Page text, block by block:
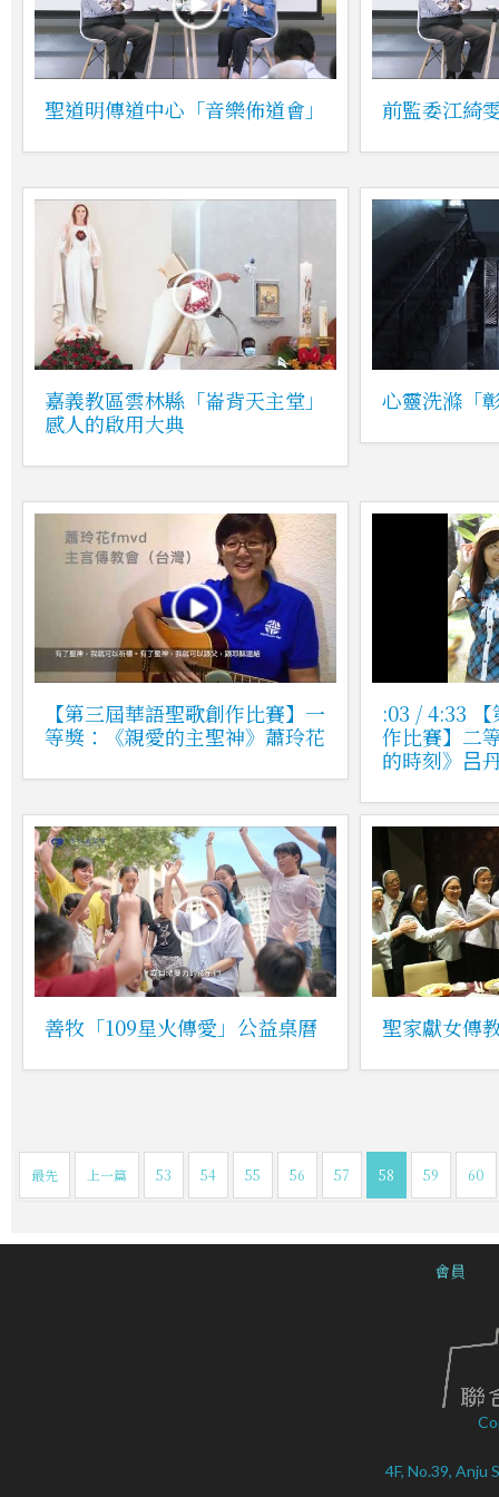
聖道明傳道中心「音樂佈道會」 前監委江綺
嘉義教區雲林縣「崙背天主堂」
感人的啟用大典
心靈洗滌「
【第三屆華語聖歌創作比賽】一
等獎：《親愛的主聖神》蕭玲花
:03 / 4:33
作比賽】二
的時刻》吕
善牧「109星火傳愛」公益桌曆 聖家獻女傳
最先 上一篇 53 54 55 56 57 58 59 60
會員
4F, No.39, Anju